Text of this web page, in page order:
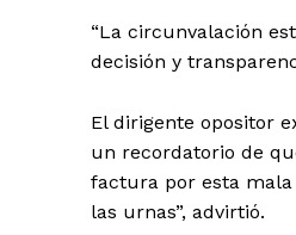
“La circunvalación
decisión y
El dirigente opositor
un recordatorio de
factura por esta
las urnas”, advirtió.